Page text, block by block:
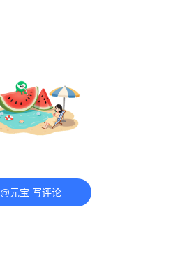
@元宝 写评论